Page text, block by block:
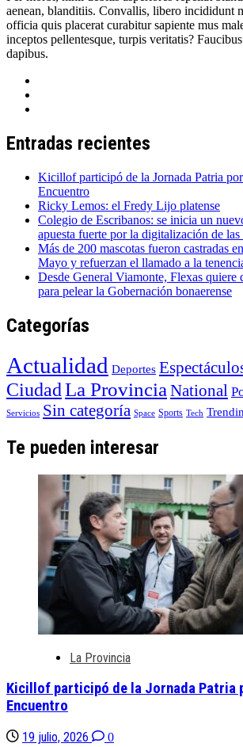
aenean, blanditiis. Convallis, libero incididunt
officia quis placerat curabitur sapiente mus
inceptos pellentesque, turpis veritatis?
dapibus.
Entradas recientes
Kicillof participó de la Jornada Patria
Encuentro
Ricky Lemos: el Fredy Lijo platense
Colegio de Escribanos: se inicia un
apuesta fuerte por la digitalización de las
Más de 200 mascotas fueron castradas
Mayo y refuerzan el llamado a la
Desde General Viamonte, Flexas quiere
para pelear la Gobernación bonaerense
Categorías
Actualidad Deportes
CiudadLa Provincia National
Servicios Sin categoría Space Sports Tech
Te pueden interesar
La Provincia
Kicillof participó de la Jornada Patria
Encuentro
19 julio, 2026 0